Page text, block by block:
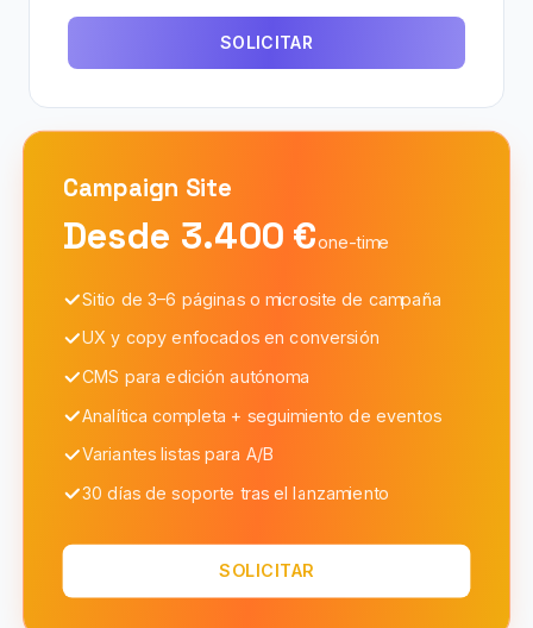
SOLICITAR
Campaign Site
Desde 3.400 €one-time
Sitio de 3–6 páginas o microsite de campaña
UX y copy enfocados en conversión
CMS para edición autónoma
Analítica completa + seguimiento de eventos
Variantes listas para A/B
30 días de soporte tras el lanzamiento
SOLICITAR